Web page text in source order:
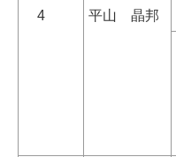
4 平山 晶邦